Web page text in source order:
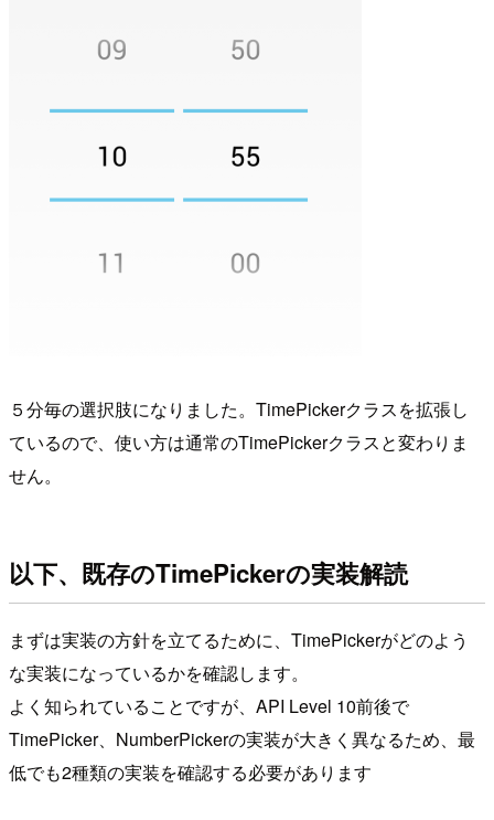
５分毎の選択肢になりました。TimePickerクラスを拡張し
ているので、使い方は通常のTimePickerクラスと変わりま
せん。
以下、既存のTimePickerの実装解読
まずは実装の方針を立てるために、TimePickerがどのよう
な実装になっているかを確認します。
よく知られていることですが、API Level 10前後で
TimePicker、NumberPickerの実装が大きく異なるため、最
低でも2種類の実装を確認する必要があります